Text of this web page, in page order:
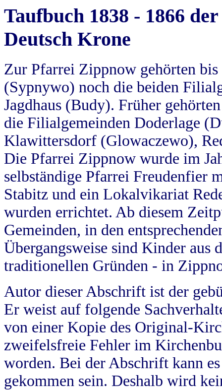
Taufbuch 1838 - 1866
Deutsch Krone
Zur Pfarrei Zippnow gehörten
(Sypnywo) noch die beiden
Jagdhaus (Budy). Früher
die Filialgemeinden Doderlage
Klawittersdorf (Glowaczewo),
Die Pfarrei Zippnow wurde im
selbständige Pfarrei Freudenfier
Stabitz und ein Lokalvikariat
wurden errichtet. Ab diesem
Gemeinden, in den
Übergangsweise sind Kinder aus
traditionellen Gründen - in
Autor dieser Abschrift ist der
Er weist auf folgende
von einer Kopie des Original-
zweifelsfreie Fehler im
worden. Bei der Abschrift kann
gekommen sein. Deshalb wird